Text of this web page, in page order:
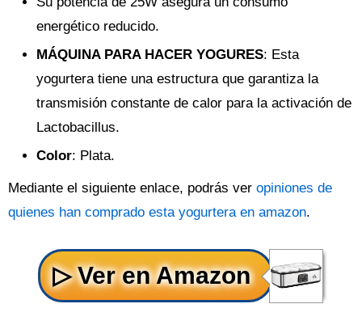
energético reducido.
MÁQUINA PARA HACER YOGURES: Esta
yogurtera tiene una estructura que garantiza la
transmisión constante de calor para la activación de
Lactobacillus.
Color: Plata.
Mediante el siguiente enlace, podrás ver opiniones de
quienes han comprado esta yogurtera en amazon.